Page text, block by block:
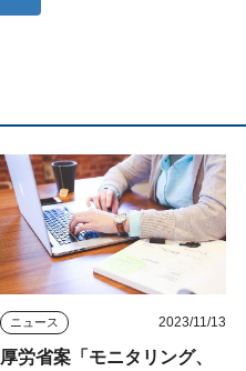
ニュース 2023/11/13
厚労省案「モニタリング、